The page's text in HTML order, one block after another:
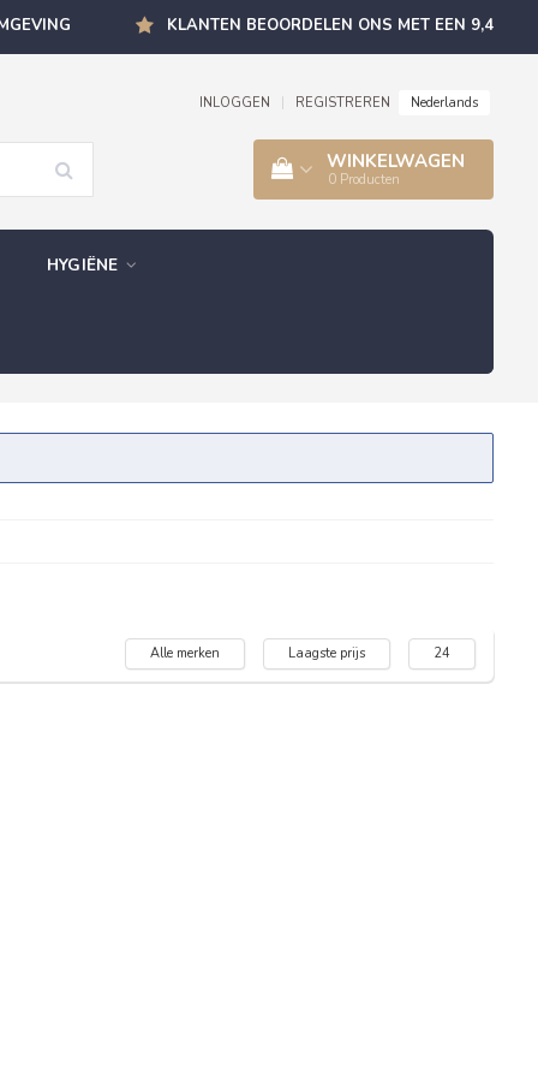
KLANTEN BEOORDELEN ONS MET EEN 9,4
INLOGGEN REGISTREREN Nederlands
WINKELWAGEN
0 Producten
HYGIËNE
Alle merken Laagste prijs 24